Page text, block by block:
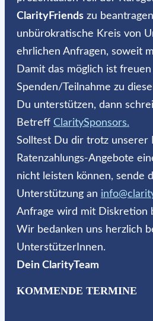
ClarityFriends zu
unbürokratische Kreis von
ehrlichen Anfragen, soweit
Damit das möglich ist
Spenden/Teilnahme zu
Du unterstützen, dann
Betreff ClaritySponsors.
Solltest Du dir trotz unserer
Ratenzahlungs-Angebote
nicht leisten können, sende
Unterstützung an
Anfrage wird mit Diskretion
Wir bedanken uns herzlich
UnterstützerInnen.
Dein ClarityTeam
KOMMENDE TERMINE